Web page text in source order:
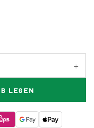
LEGEN